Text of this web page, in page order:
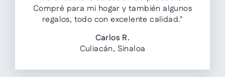
Compré para mi hogar y también algunos
regalos, todo con excelente calidad."
Carlos R.
Culiacán, Sinaloa